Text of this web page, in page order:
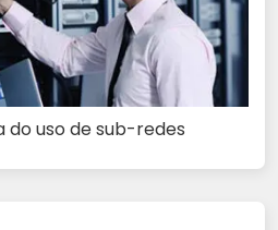
do uso de sub-redes